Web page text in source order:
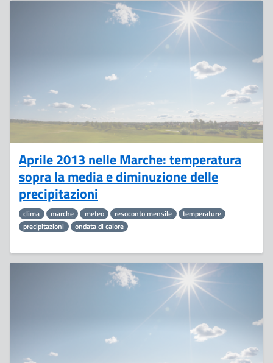
Aprile 2013 nelle Marche: temperatura
sopra la media e diminuzione delle
precipitazioni
clima marche meteo resoconto mensile
temperature
precipitazioni
ondata di calore